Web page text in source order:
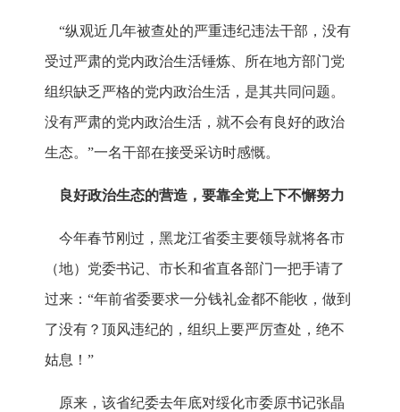
“纵观近几年被查处的严重违纪违法干部，没有
受过严肃的党内政治生活锤炼、所在地方部门党
组织缺乏严格的党内政治生活，是其共同问题。
没有严肃的党内政治生活，就不会有良好的政治
生态。”一名干部在接受采访时感慨。
良好政治生态的营造，要靠全党上下不懈努力
今年春节刚过，黑龙江省委主要领导就将各市
（地）党委书记、市长和省直各部门一把手请了
过来：“年前省委要求一分钱礼金都不能收，做到
了没有？顶风违纪的，组织上要严厉查处，绝不
姑息！”
原来，该省纪委去年底对绥化市委原书记张晶